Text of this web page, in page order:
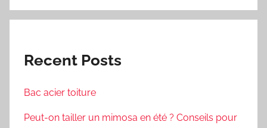
Recent Posts
Bac acier toiture
Peut-on tailler un mimosa en été ? Conseils pour